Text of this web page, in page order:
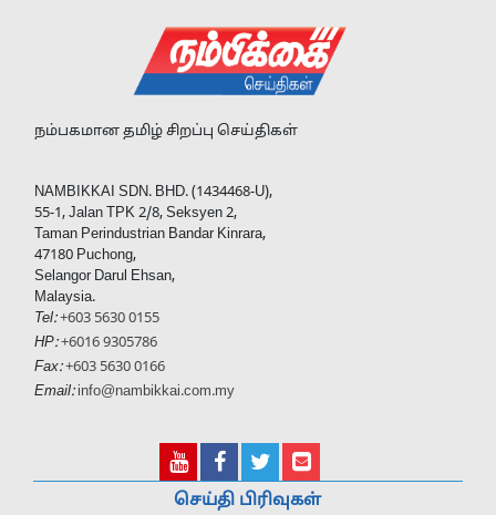
நம்பகமான தமிழ் சிறப்பு செய்திகள்
NAMBIKKAI SDN. BHD. (1434468-U),
55-1, Jalan TPK 2/8, Seksyen 2,
Taman Perindustrian Bandar Kinrara,
47180 Puchong,
Selangor Darul Ehsan,
Malaysia.
Tel:+603 5630 0155
HP:+6016 9305786
Fax: +603 5630 0166
Email: info@nambikkai.com.my
செய்தி பிரிவுகள்